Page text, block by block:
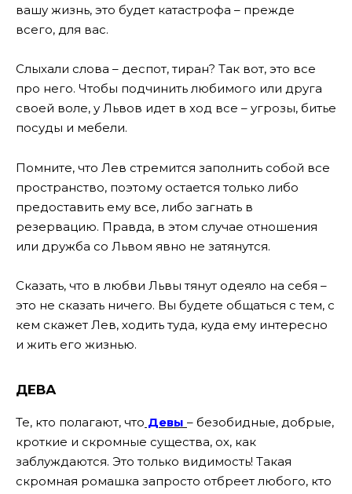
вашу жизнь, это будет катастрофа – прежде
всего, для вас.
Слыхали слова – деспот, тиран? Так вот, это все
про него. Чтобы подчинить любимого или друга
своей воле, у Львов идет в ход все – угрозы, битье
посуды и мебели.
Помните, что Лев стремится заполнить собой все
пространство, поэтому остается только либо
предоставить ему все, либо загнать в
резервацию. Правда, в этом случае отношения
или дружба со Львом явно не затянутся.
Сказать, что в любви Львы тянут одеяло на себя –
это не сказать ничего. Вы будете общаться с тем, с
кем скажет Лев, ходить туда, куда ему интересно
и жить его жизнью.
ДЕВА
Те, кто полагают, что Девы – безобидные, добрые,
кроткие и скромные существа, ох, как
заблуждаются. Это только видимость! Такая
скромная ромашка запросто отбреет любого, кто